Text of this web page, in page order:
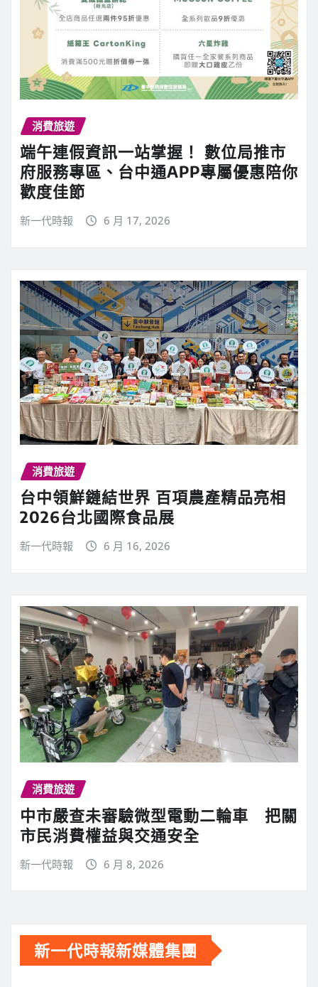
消費旅遊
端午連假資訊一站掌握！ 數位局推市
府服務專區、台中通APP專屬優惠陪你
歡度佳節
新一代時報 6 月 17, 2026
消費旅遊
台中領鮮鏈結世界 百項農產精品亮相
2026台北國際食品展
新一代時報 6 月 16, 2026
消費旅遊
中市嚴查未審驗微型電動二輪車 把關
市民消費權益與交通安全
新一代時報 6 月 8, 2026
新一代時報新媒體集團